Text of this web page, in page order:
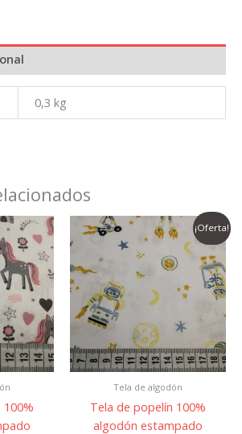
0,3 kg
¡Oferta!
Tela de algodón
Tela de popelín 100%
algodón estampado
El
precio
original
7,95 €.
El
precio
actual
es:
4,95 €.